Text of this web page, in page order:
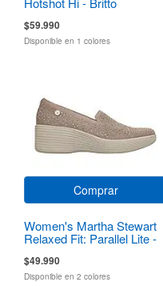
$59.990
Disponible en 1 colores
Comprar
Women's Martha Stewart
Relaxed Fit: Parallel Lite -
$49.990
Disponible en 2 colores